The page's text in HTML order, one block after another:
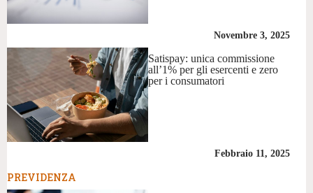
Novembre 3, 2025
Satispay: unica commissione
all’1% per gli esercenti e zero
per i consumatori
Febbraio 11, 2025
PREVIDENZA